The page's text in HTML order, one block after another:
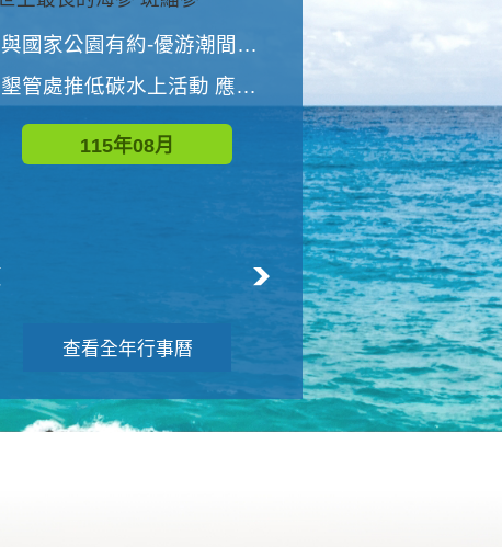
與國家公園有約-優游潮間探險者
墾管處推低碳水上活動 應屆畢業生限額免費參加
115年08月
世界地球清潔日 墾管處辦理「2026年墾丁國家公園沙灘淨灘活動
115年09月
查看全年行事曆